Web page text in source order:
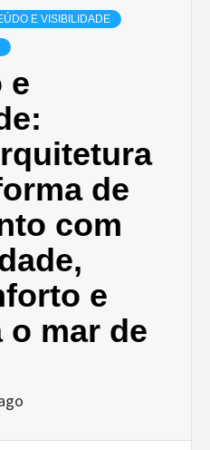
E VISIBILIDADE
e
de
com
e
o mar de